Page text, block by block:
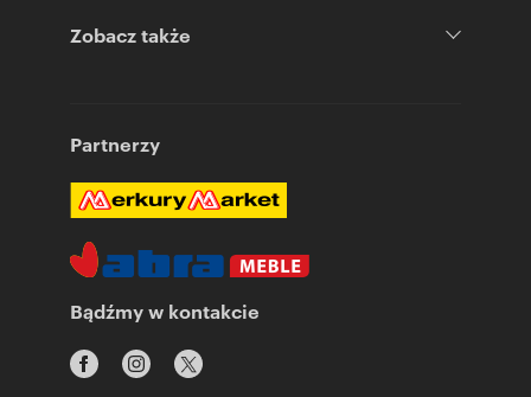
Zobacz także
Partnerzy
Bądźmy w kontakcie